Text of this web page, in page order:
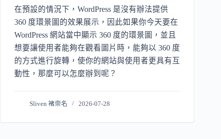
在預設的情況下，WordPress 是沒有辦法提供
360 度環景圖的效果展示，因此如果你今天要在
WordPress 網站當中顯示 360 度的環景圖，並且
想要讓使用者能夠在觀看圖片時，能夠以 360 度
的方式進行旋轉，使你的網站與使用者更具有互
動性，那麼可以怎麼辦到呢？
Sliven 褚崇名 2026-07-28